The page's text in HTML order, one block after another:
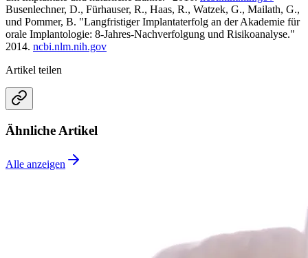
Busenlechner, D., Fürhauser, R., Haas, R., Watzek, G., Mailath, G.,
und Pommer, B. "Langfristiger Implantaterfolg an der Akademie für
orale Implantologie: 8-Jahres-Nachverfolgung und Risikoanalyse."
2014. ncbi.nlm.nih.gov
Artikel teilen
Ähnliche Artikel
Alle anzeigen